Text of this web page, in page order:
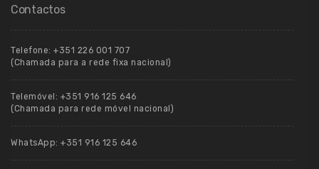
Contactos
Telefone: +351 226 001 707
(Chamada para a rede fixa nacional)
Telemóvel: +351 916 125 646
(Chamada para rede móvel nacional)
WhatsApp: +351 916 125 646